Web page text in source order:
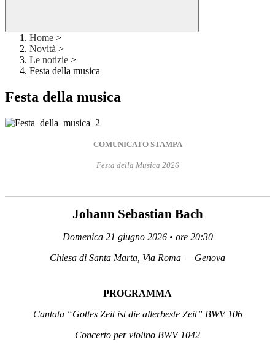
Home >
Novità >
Le notizie >
Festa della musica
Festa della musica
COMUNICATO STAMPA
Festa della Musica 2026
Johann Sebastian Bach
Domenica 21 giugno 2026 • ore 20:30
Chiesa di Santa Marta, Via Roma — Genova
PROGRAMMA
Cantata “Gottes Zeit ist die allerbeste Zeit” BWV 106
Concerto per violino BWV 1042